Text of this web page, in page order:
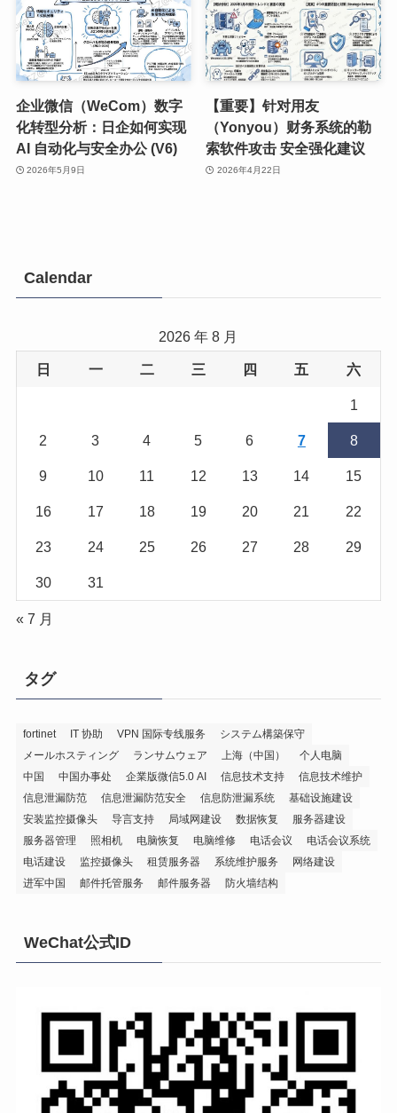
企业微信（WeCom）数字
化转型分析：日企如何实现
AI 自动化与安全办公 (V6)
2026年5月9日
【重要】针对用友
（Yonyou）财务系统的勒
索软件攻击 安全强化建议
2026年4月22日
Calendar
2026 年 8 月
日 一 二 三 四 五 六
1
2 3 4 5 6 7 8
9 10 11 12 13 14 15
16 17 18 19 20 21 22
23 24 25 26 27 28 29
30 31
« 7 月
タグ
fortinet IT 协助 VPN 国际专线服务
システム構築保守
メールホスティング
ランサムウェア 上海（中国）
个人电脑
中国
中国办事处 企業版微信5.0 AI 信息技术支持
信息技术维护
信息泄漏防范
信息泄漏防范安全 信息防泄漏系统
基础设施建设
安装监控摄像头
导言支持 局域网建设 数据恢复
服务器建设
服务器管理
照相机 电脑恢复 电脑维修 电话会议
电话会议系统
电话建设
监控摄像头 租赁服务器 系统维护服务
网络建设
进军中国
邮件托管服务 邮件服务器 防火墙结构
WeChat公式ID